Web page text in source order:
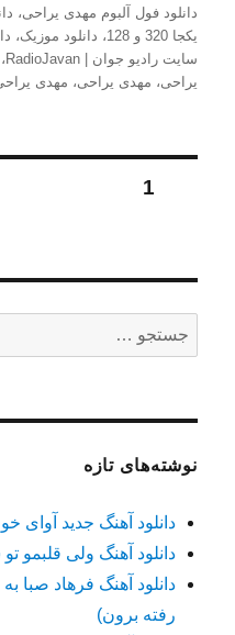
دانلود فول آلبوم مهدی یراحی،
یکجا 320 و 128
، دانلود موزیک،
سایت رادیو جوان | RadioJavan
،
یراحی، مهدی یراحی، مهدی
صفحه‌بندی
1
برای:
نوشته‌های تازه
دانلود آهنگ جدید آوای
دانلود آهنگ ولی
دانلود آهنگ فرهاد صبا
رفته برون)